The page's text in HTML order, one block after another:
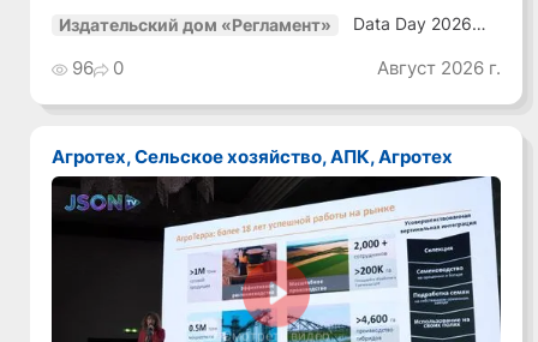
Издательский дом «Регламент»
Data Day 2026
Как сохранять
уверенный курс
среде»
96 0 Август 2026 г.
Агротех, Сельское хозяйство, АПК, Агротех
Смотреть видео